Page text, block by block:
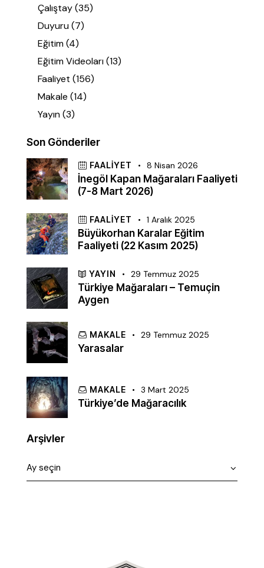
Çalıştay(35)
Duyuru(7)
Eğitim(4)
Eğitim Videoları(13)
Faaliyet (156)
Makale (14)
Yayın(3)
Son Gönderiler
FAALIYET 8 Nisan 2026
İnegöl Kapan Mağaraları Faaliyeti
(7-8 Mart 2026)
FAALIYET 1 Aralık 2025
Büyükorhan Karalar Eğitim
Faaliyeti (22 Kasım 2025)
YAYIN 29 Temmuz 2025
Türkiye Mağaraları – Temuçin
Aygen
MAKALE 29 Temmuz 2025
Yarasalar
MAKALE 3 Mart 2025
Türkiye’de Mağaracılık
Arşivler